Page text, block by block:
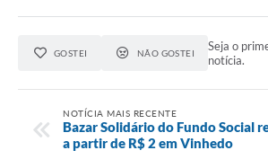
GOSTEI NÃO GOSTEI
Seja o
notícia.
NOTÍCIA MAIS RECENTE
Bazar Solidário do Fundo Social
a partir de R$ 2 em Vinhedo